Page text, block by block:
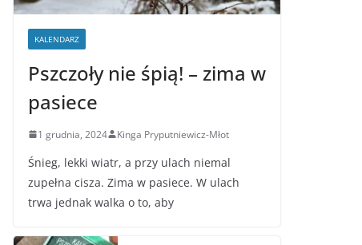
KALENDARZ
Pszczoły nie śpią! – zima w
pasiece
1 grudnia, 2024 Kinga Pryputniewicz-Młot
Śnieg, lekki wiatr, a przy ulach niemal
zupełna cisza. Zima w pasiece. W ulach
trwa jednak walka o to, aby